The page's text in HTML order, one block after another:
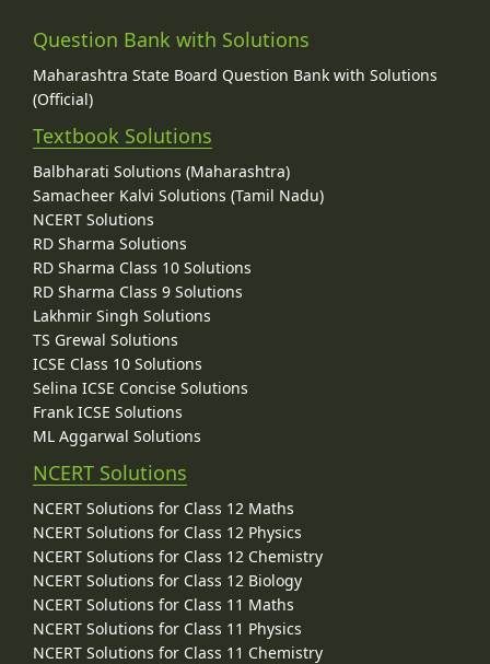
Question Bank with Solutions
Maharashtra State Board Question Bank with Solutions
(Official)
Textbook Solutions
Balbharati Solutions (Maharashtra)
Samacheer Kalvi Solutions (Tamil Nadu)
NCERT Solutions
RD Sharma Solutions
RD Sharma Class 10 Solutions
RD Sharma Class 9 Solutions
Lakhmir Singh Solutions
TS Grewal Solutions
ICSE Class 10 Solutions
Selina ICSE Concise Solutions
Frank ICSE Solutions
ML Aggarwal Solutions
NCERT Solutions
NCERT Solutions for Class 12 Maths
NCERT Solutions for Class 12 Physics
NCERT Solutions for Class 12 Chemistry
NCERT Solutions for Class 12 Biology
NCERT Solutions for Class 11 Maths
NCERT Solutions for Class 11 Physics
NCERT Solutions for Class 11 Chemistry